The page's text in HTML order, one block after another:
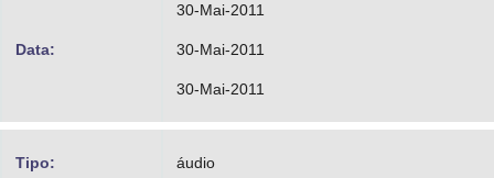
Data:
30-Mai-2011
30-Mai-2011
30-Mai-2011
Tipo: áudio